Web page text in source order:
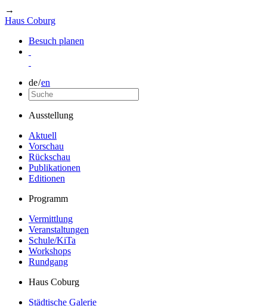
→
Haus Coburg
Besuch planen
de/en
Ausstellung
Aktuell
Vorschau
Rückschau
Publikationen
Editionen
Programm
Vermittlung
Veranstaltungen
Schule/KiTa
Workshops
Rundgang
Haus Coburg
Städtische Galerie